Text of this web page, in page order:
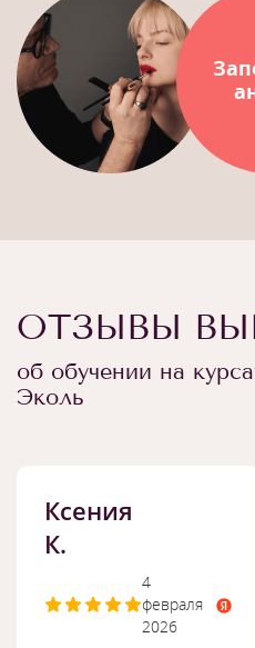
ОТЗЫВЫ
об обучении на
Эколь
Ксения
К.
4
февраля
2026